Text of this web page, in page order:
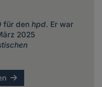
für den hpd. Er war
2025